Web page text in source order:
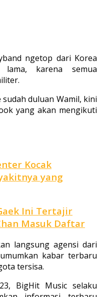
ngetop dari Korea
karena semua
sudah duluan Wamil, kini
yang akan mengikuti
Kocak
yang
Ini Tertajir
Masuk Daftar
langsung agensi dari
kabar terbaru
tersisa.
BigHit Music selaku